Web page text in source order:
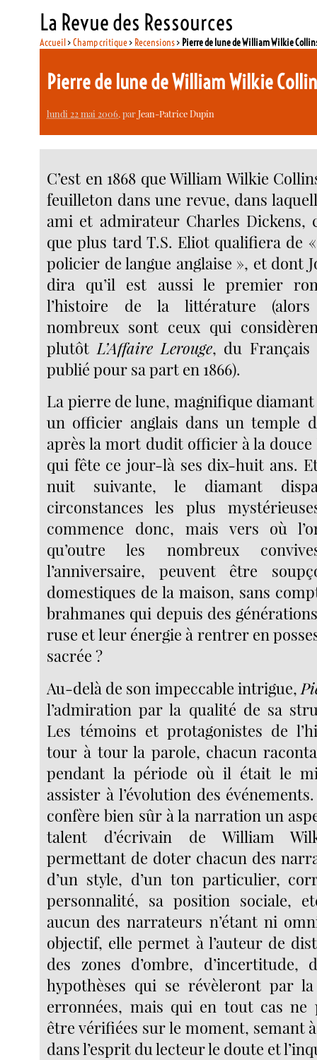
La Revue des Ressources
Accueil>Champ critique> Recensions> Pierre de lune de William Wilkie
Pierre de lune de William Wilkie
lundi 22 mai 2006, parJean-Patrice Dupin
C’est en 1868 que William Wilkie
feuilleton dans une revue, dans
ami et admirateur Charles Dickens,
que plus tard T.S. Eliot qualifiera de
policier de langue anglaise », et dont
dira qu’il est aussi le premier
l’histoire de la littérature (alors
nombreux sont ceux qui
plutôt L’Affaire Lerouge, du Français
publié pour sa part en 1866).
La pierre de lune, magnifique
un officier anglais dans un temple
après la mort dudit officier à la douce
qui fête ce jour-là ses dix-huit ans.
nuit suivante, le diamant
circonstances les plus
commence donc, mais vers où
qu’outre les nombreux
l’anniversaire, peuvent être
domestiques de la maison, sans
brahmanes qui depuis des
ruse et leur énergie à rentrer en
sacrée ?
Au-delà de son impeccable intrigue,
l’admiration par la qualité de sa
Les témoins et protagonistes de
tour à tour la parole, chacun
pendant la période où il était le
assister à l’évolution des
confère bien sûr à la narration un
talent d’écrivain de William
permettant de doter chacun des
d’un style, d’un ton particulier,
personnalité, sa position sociale,
aucun des narrateurs n’étant ni
objectif, elle permet à l’auteur de
des zones d’ombre, d’incertitude,
hypothèses qui se révèleront par
erronnées, mais qui en tout cas ne
être vérifiées sur le moment, semant
dans l’esprit du lecteur le doute et